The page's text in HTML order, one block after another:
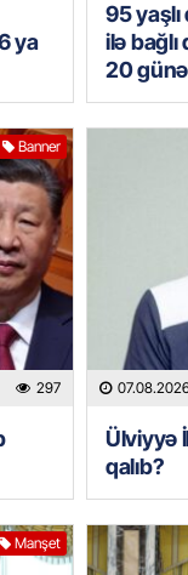
ya
95 yaşlı
ilə
20
Banner
297
Ülviyyə
qalıb?
Manşet